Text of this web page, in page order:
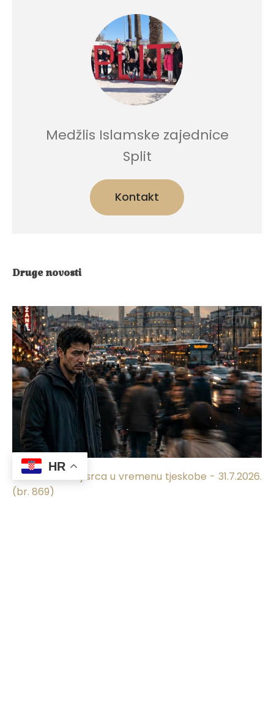
Medžlis Islamske zajednice
Split
Kontakt
Druge novosti
31.07.2026.
Hutba - Smiraj srca u vremenu tjeskobe - 31.7.2026.
(br. 869)
HR